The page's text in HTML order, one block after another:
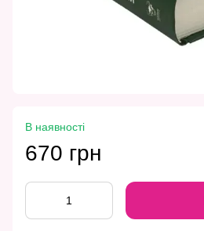
В наявності
670 грн